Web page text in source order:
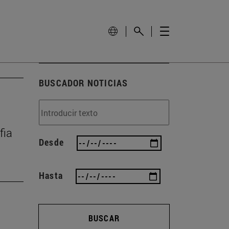
BUSCADOR NOTICIAS
Desde
Hasta
BUSCAR